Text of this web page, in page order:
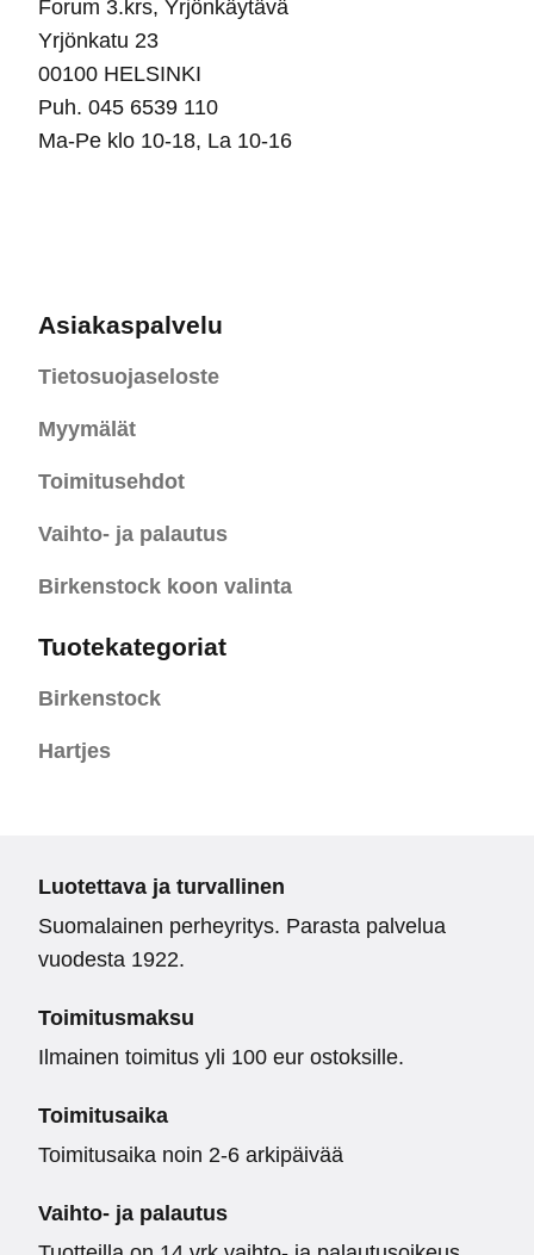
Forum 3.krs, Yrjönkäytävä
Yrjönkatu 23
00100 HELSINKI
Puh. 045 6539 110
Ma-Pe klo 10-18, La 10-16
Asiakaspalvelu
Tietosuojaseloste
Myymälät
Toimitusehdot
Vaihto- ja palautus
Birkenstock koon valinta
Tuotekategoriat
Birkenstock
Hartjes
Luotettava ja turvallinen
Suomalainen perheyritys. Parasta palvelua
vuodesta 1922.
Toimitusmaksu
Ilmainen toimitus yli 100 eur ostoksille.
Toimitusaika
Toimitusaika noin 2-6 arkipäivää
Vaihto- ja palautus